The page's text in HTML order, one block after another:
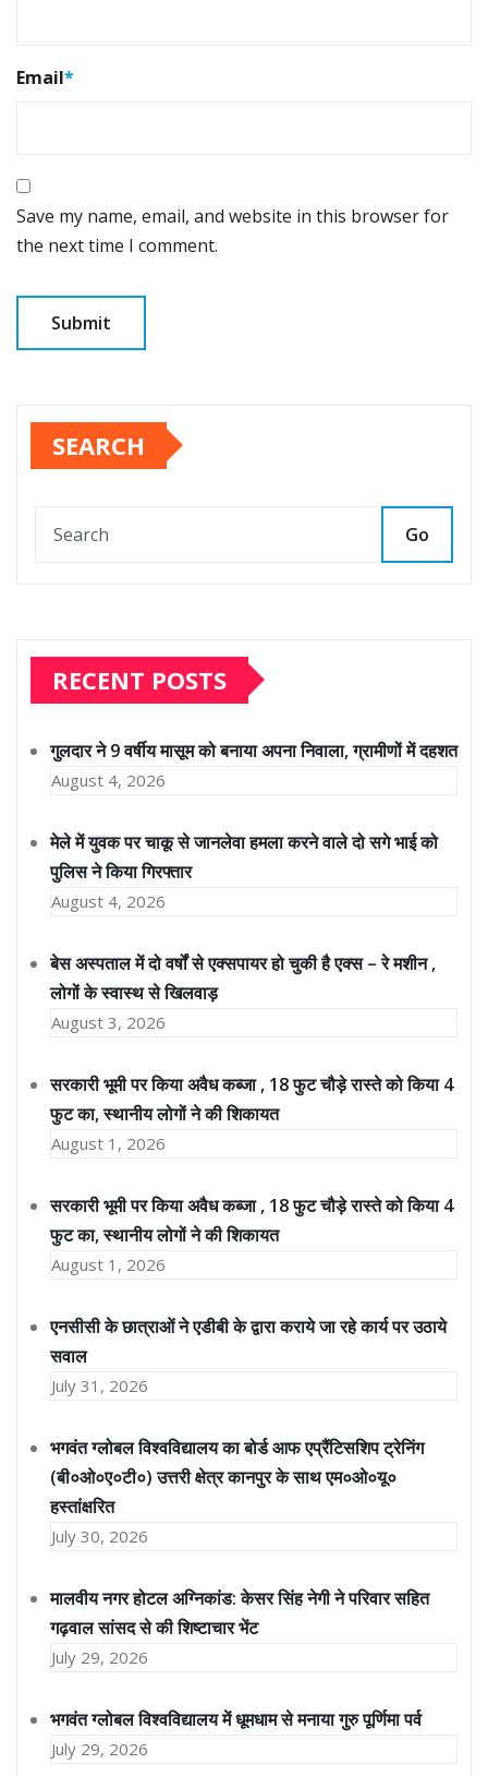
Email*
Save my name, email, and website in this browser for
the next time I comment.
SEARCH
Go
RECENT POSTS
गुलदार ने 9 वर्षीय मासूम को बनाया अपना निवाला, ग्रामीणों में दहशत
August 4, 2026
मेले में युवक पर चाकू से जानलेवा हमला करने वाले दो सगे भाई को
पुलिस ने किया गिरफ्तार
August 4, 2026
बेस अस्पताल में दो वर्षों से एक्सपायर हो चुकी है एक्स – रे मशीन ,
लोगों के स्वास्थ से खिलवाड़
August 3, 2026
सरकारी भूमी पर किया अवैध कब्जा , 18 फुट चौड़े रास्ते को किया 4
फुट का, स्थानीय लोगों ने की शिकायत
August 1, 2026
सरकारी भूमी पर किया अवैध कब्जा , 18 फुट चौड़े रास्ते को किया 4
फुट का, स्थानीय लोगों ने की शिकायत
August 1, 2026
एनसीसी के छात्राओं ने एडीबी के द्वारा कराये जा रहे कार्य पर उठाये
सवाल
July 31, 2026
भगवंत ग्लोबल विश्वविद्यालय का बोर्ड आफ एप्रैंटिसशिप ट्रेनिंग
(बी०ओ०ए०टी०) उत्तरी क्षेत्र कानपुर के साथ एम०ओ०यू०
हस्तांक्षरित
July 30, 2026
मालवीय नगर होटल अग्निकांड: केसर सिंह नेगी ने परिवार सहित
गढ़वाल सांसद से की शिष्टाचार भेंट
July 29, 2026
भगवंत ग्लोबल विश्वविद्यालय में धूमधाम से मनाया गुरु पूर्णिमा पर्व
July 29, 2026